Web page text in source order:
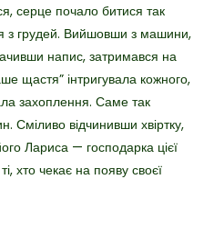
серце почало битися так
з грудей. Вийшовши з машини,
напис, затримався на
щастя” інтригувала кожного,
захоплення. Саме так
Сміливо відчинивши хвіртку,
Лариса — господарка цієї
хто чекає на появу своєї